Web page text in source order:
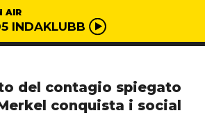
AIR
INDAKLUBB
del contagio spiegato
conquista i social